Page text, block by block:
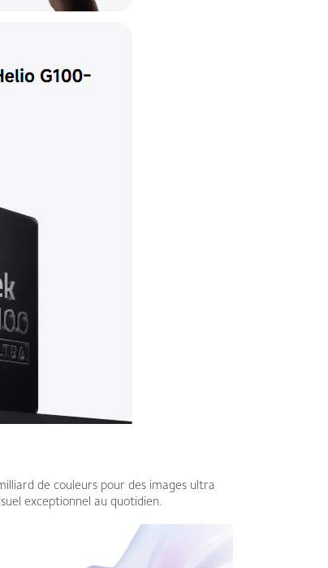
de couleurs pour des images ultra
exceptionnel au quotidien.